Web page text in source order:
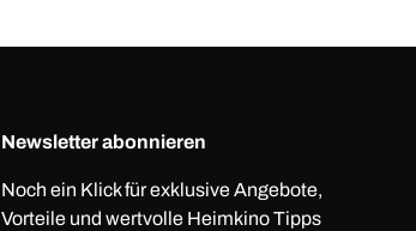
Newsletter abonnieren
Noch ein Klick für exklusive Angebote,
Vorteile und wertvolle Heimkino Tipps